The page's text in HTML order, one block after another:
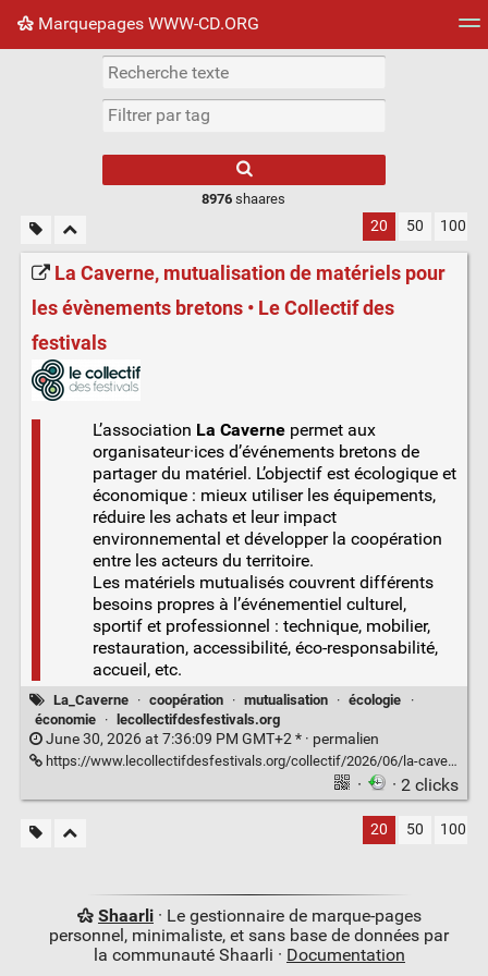
Marquepages WWW-CD.ORG
Nuage de tags Mur d'images
8976 shaares
20 50 100
La Caverne, mutualisation de matériels pour
les évènements bretons • Le Collectif des
festivals
L’association La Cavernepermet aux
organisateur·ices d’événements bretons de
partager du matériel. L’objectif est écologique et
économique : mieux utiliser les équipements,
réduire les achats et leur impact
environnemental et développer la coopération
entre les acteurs du territoire.
Les matériels mutualisés couvrent différents
besoins propres à l’événementiel culturel,
sportif et professionnel : technique, mobilier,
restauration, accessibilité, éco-responsabilité,
accueil, etc.
La_Caverne · coopération · mutualisation · écologie
·
économie
· lecollectifdesfestivals.org
June 30, 2026 at 7:36:09 PM GMT+2 * · permalien
https://www.lecollectifdesfestivals.org/collectif/2026/06/la-caverne-mutualisation-de-materiels-pour-les-evenements-bretons/
· · 2 clicks
20 50 100
Shaarli· Le gestionnaire de marque-pages
personnel, minimaliste, et sans base de données par
la communauté Shaarli · Documentation